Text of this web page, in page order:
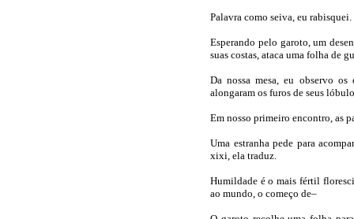
Palavra como seiva, eu
Esperando pelo garoto, um
suas costas, ataca uma folha de
Da nossa mesa, eu observo
alongaram os furos de seus
Em nosso primeiro encontro, as
Uma estranha pede para
xixi, ela traduz.
Humildade é o mais fértil
ao mundo, o começo de–